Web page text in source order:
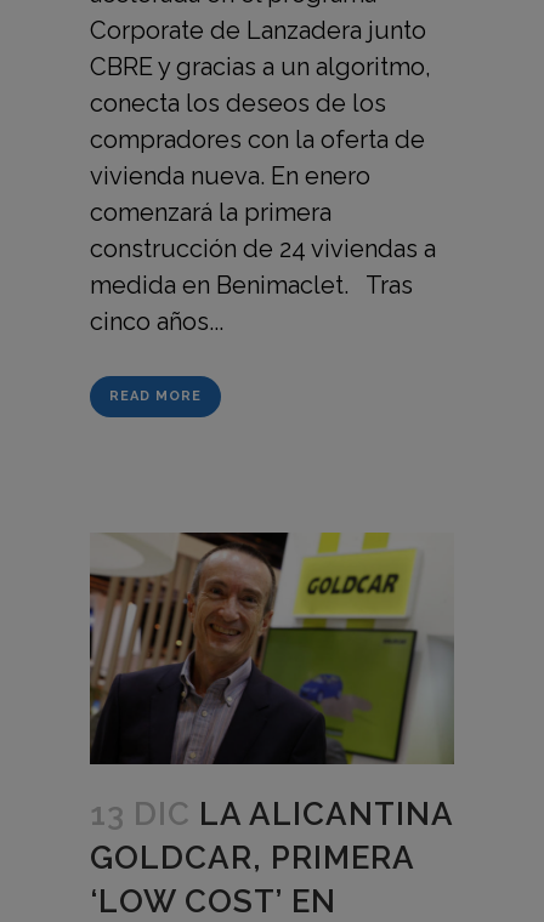
Corporate de Lanzadera junto
CBRE y gracias a un algoritmo,
conecta los deseos de los
compradores con la oferta de
vivienda nueva. En enero
comenzará la primera
construcción de 24 viviendas a
medida en Benimaclet. Tras
cinco años...
READ MORE
13 DIC LA ALICANTINA
GOLDCAR, PRIMERA
‘LOW COST’ EN